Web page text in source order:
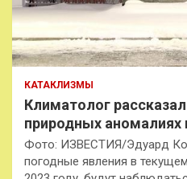
КАТАКЛИЗМЫ
Климатолог
природных аномалиях
Фото: ИЗВЕСТИЯ/Эдуард
погодные явления в